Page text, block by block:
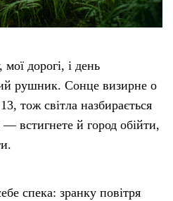
дорогі, і день
рушник. Сонце визирне о
тож світла назбирається
встигнете й город обійти,
спека: зранку повітря